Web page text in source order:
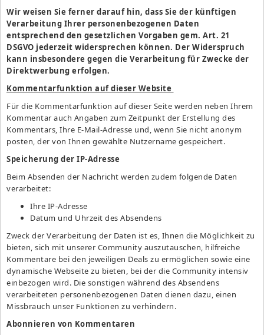
Wir weisen Sie ferner darauf hin, dass Sie der künftigen
Verarbeitung Ihrer personenbezogenen Daten
entsprechend den gesetzlichen Vorgaben gem. Art. 21
DSGVO jederzeit widersprechen können. Der Widerspruch
kann insbesondere gegen die Verarbeitung für Zwecke der
Direktwerbung erfolgen.
Kommentarfunktion auf dieser Website
Für die Kommentarfunktion auf dieser Seite werden neben Ihrem
Kommentar auch Angaben zum Zeitpunkt der Erstellung des
Kommentars, Ihre E-Mail-Adresse und, wenn Sie nicht anonym
posten, der von Ihnen gewählte Nutzername gespeichert.
Speicherung der IP-Adresse
Beim Absenden der Nachricht werden zudem folgende Daten
verarbeitet:
Ihre IP-Adresse
Datum und Uhrzeit des Absendens
Zweck der Verarbeitung der Daten ist es, Ihnen die Möglichkeit zu
bieten, sich mit unserer Community auszutauschen, hilfreiche
Kommentare bei den jeweiligen Deals zu ermöglichen sowie eine
dynamische Webseite zu bieten, bei der die Community intensiv
einbezogen wird. Die sonstigen während des Absendens
verarbeiteten personenbezogenen Daten dienen dazu, einen
Missbrauch unser Funktionen zu verhindern.
Abonnieren von Kommentaren